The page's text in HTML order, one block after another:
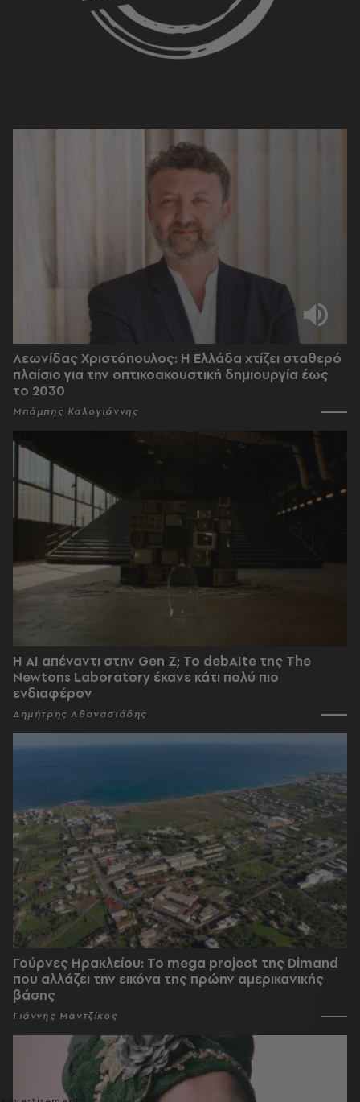
Λεωνίδας Χριστόπουλος: Η Ελλάδα χτίζει σταθερό
πλαίσιο για την οπτικοακουστική δημιουργία έως
το 2030
Μπάμπης Καλογιάννης
Η AI απέναντι στην Gen Z; Το debAIte της The
Newtons Laboratory έκανε κάτι πολύ πιο
ενδιαφέρον
Δημήτρης Αθανασιάδης
Γούρνες Ηρακλείου: To mega project της Dimand
που αλλάζει την εικόνα της πρώην αμερικανικής
βάσης
Γιάννης Μαντζίκος